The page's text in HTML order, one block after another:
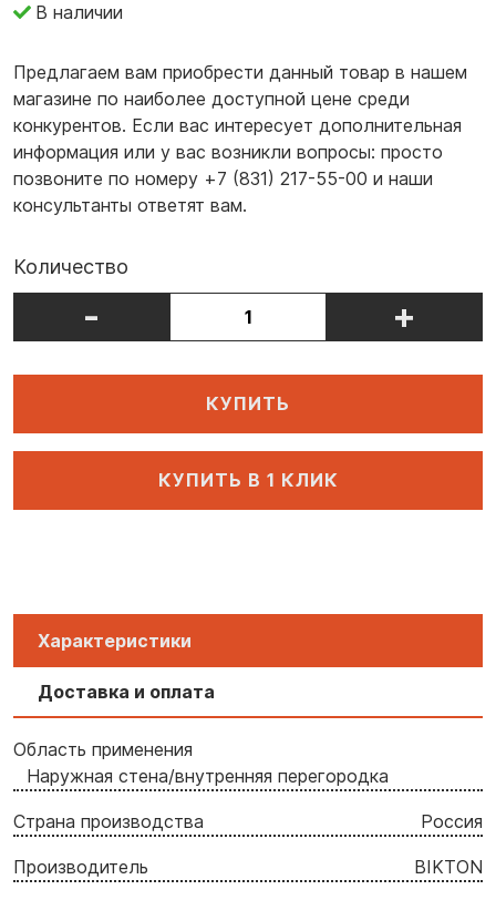
В наличии
Предлагаем вам приобрести данный товар в нашем
магазине по наиболее доступной цене среди
конкурентов. Если вас интересует дополнительная
информация или у вас возникли вопросы: просто
позвоните по номеру +7 (831) 217-55-00 и наши
консультанты ответят вам.
Количество
- +
КУПИТЬ
КУПИТЬ В 1 КЛИК
Характеристики
Доставка и оплата
Область применения
Наружная стена/внутренняя перегородка
Страна производства Россия
Производитель BIKTON